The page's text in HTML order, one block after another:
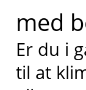
med
Er du i
til at